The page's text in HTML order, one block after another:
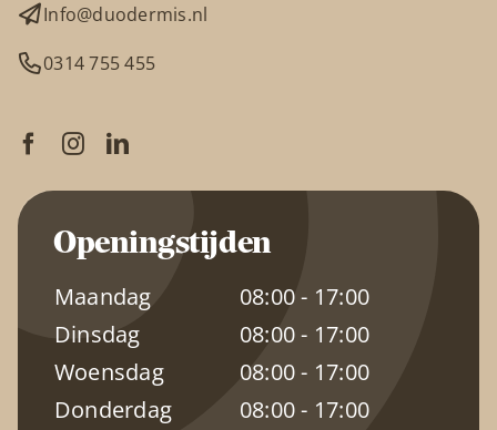
Info@duodermis.nl
0314 755 455
Openingstijden
Maandag
08:00 - 17:00
Dinsdag
08:00 - 17:00
Woensdag
08:00 - 17:00
Donderdag
08:00 - 17:00